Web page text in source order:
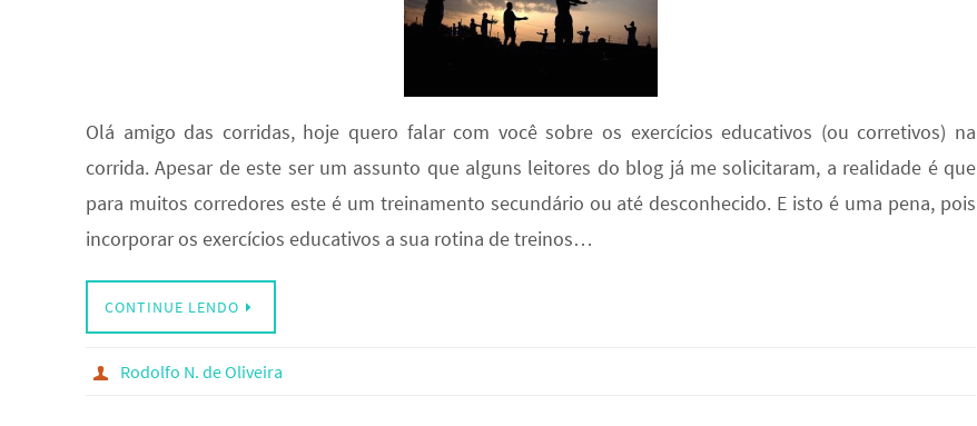
Olá amigo das corridas, hoje quero falar com você sobre os exercícios educativos (ou corretivos) na
corrida. Apesar de este ser um assunto que alguns leitores do blog já me solicitaram, a realidade é que
para muitos corredores este é um treinamento secundário ou até desconhecido. E isto é uma pena, pois
incorporar os exercícios educativos a sua rotina de treinos…
CONTINUE LENDO
Rodolfo N. de Oliveira